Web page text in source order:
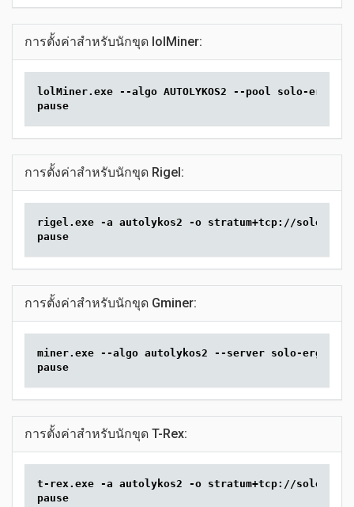
การตั้งค่าสำหรับนักขุด lolMiner:
lolMiner.exe --algo AUTOLYKOS2 --pool solo-
pause
การตั้งค่าสำหรับนักขุด Rigel:
rigel.exe -a autolykos2 -o stratum+tcp://solo-
pause
การตั้งค่าสำหรับนักขุด Gminer:
miner.exe --algo autolykos2 --server solo-
pause
การตั้งค่าสำหรับนักขุด T-Rex:
t-rex.exe -a autolykos2 -o stratum+tcp://solo-
pause